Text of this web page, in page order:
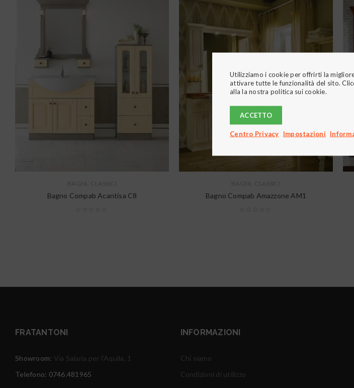
Bagno Compab Acantisa C8 Bagno Compab Amazzone AM1
FRATANTONI
Showroom: Via Salaria per l'Aquila, 1
Telefono: 0746.481965
INFORMAZIONI
Chi siamo
Condizioni di utilizzo
Utilizziamo i cookie per offrirti la
attivare tutte le funzionalità del sito.
alla la nostra politica sui cookie.
ACCETTO
Centro Privacy Impostazioni